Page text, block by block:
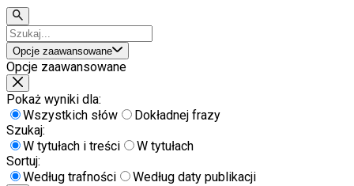
Opcje zaawansowane
Opcje zaawansowane
Pokaż wyniki dla:
Wszystkich słów
Dokładnej frazy
Szukaj:
W tytułach i treści
W tytułach
Sortuj:
Według trafności
Według daty publikacji